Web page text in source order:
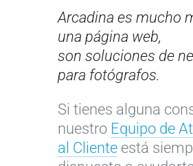
Arcadina es mucho
una página web,
son soluciones de
para fotógrafos.
Si tienes alguna
nuestro Equipo de
al Cliente está
a
p
r
c
t
i
f
o
s
:
n
r
a
t
u
e
p
o
o
r
a
s